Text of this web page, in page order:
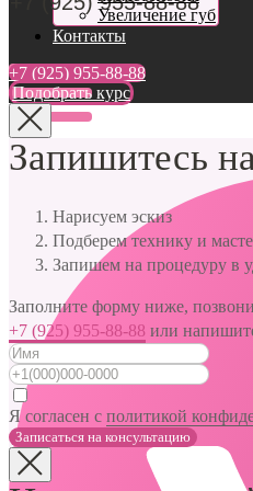
Увеличение губ
Контакты
+7 (925) 955-88-88
Подобрать курс
Запишитесь
Нарисуем эскиз
Подберем технику и
Запишем на процедуру в
Заполните форму ниже,
+7 (925) 955-88-88 или
Я согласен с политикой
Записаться на консультацию